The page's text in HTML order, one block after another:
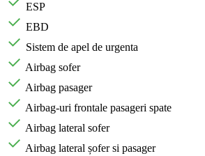
ESP
EBD
Sistem de apel de urgenta
Airbag sofer
Airbag pasager
Airbag-uri frontale pasageri spate
Airbag lateral sofer
Airbag lateral șofer si pasager